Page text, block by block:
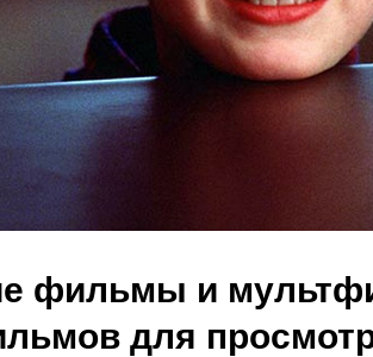
фильмы и
для